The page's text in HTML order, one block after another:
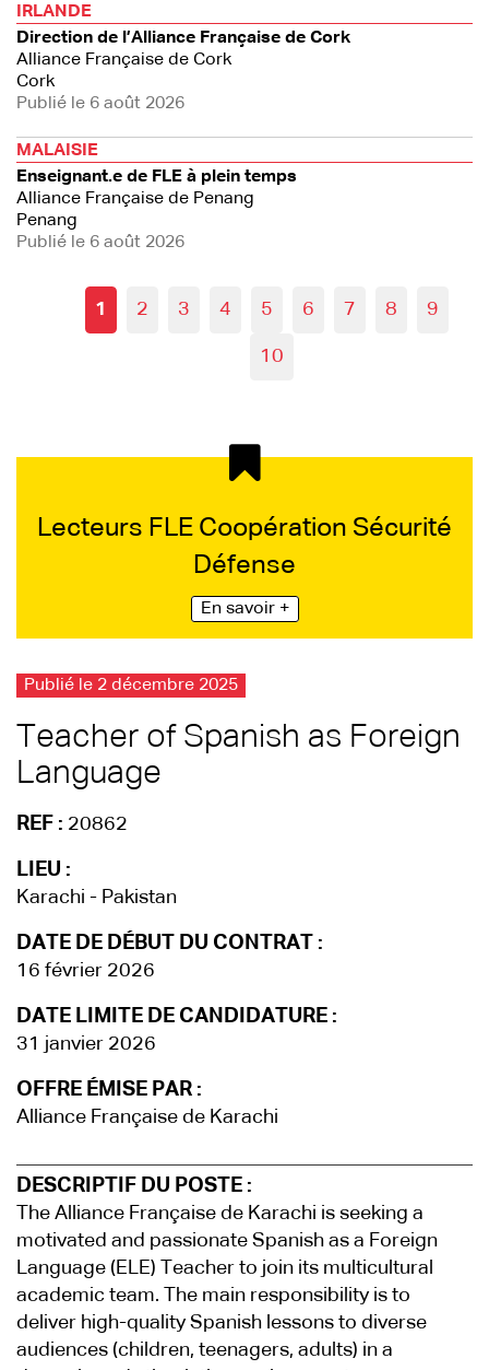
IRLANDE
Direction de l’Alliance Française de Cork
Alliance Française de Cork
Cork
Publié le 6 août 2026
MALAISIE
Enseignant.e de FLE à plein temps
Alliance Française de Penang
Penang
Publié le 6 août 2026
1 2 3 4 5 6 7 8 9
10
Lecteurs FLE Coopération Sécurité
Défense
En savoir +
Publié le 2 décembre 2025
Teacher of Spanish as Foreign
Language
REF : 20862
LIEU :
Karachi - Pakistan
DATE DE DÉBUT DU CONTRAT :
16 février 2026
DATE LIMITE DE CANDIDATURE :
31 janvier 2026
OFFRE ÉMISE PAR :
Alliance Française de Karachi
DESCRIPTIF DU POSTE :
The Alliance Française de Karachi is seeking a
motivated and passionate Spanish as a Foreign
Language (ELE) Teacher to join its multicultural
academic team. The main responsibility is to
deliver high-quality Spanish lessons to diverse
audiences (children, teenagers, adults) in a